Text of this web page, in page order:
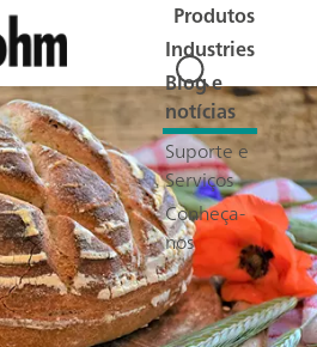
Produtos
Industries
Blog e
notícias
Suporte e
Serviços
Conheça-
nos